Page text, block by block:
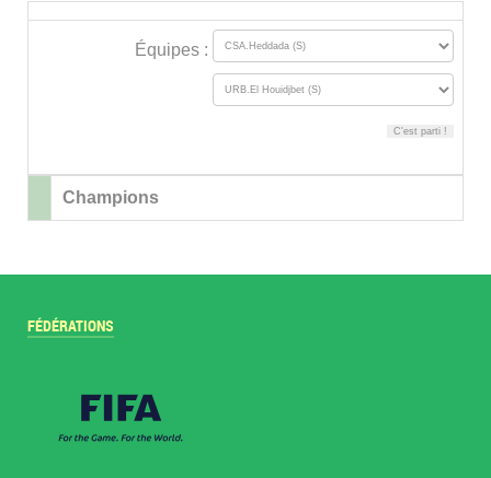
Équipes :
Champions
FÉDÉRATIONS